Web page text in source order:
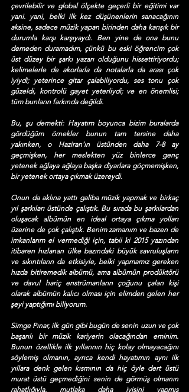
çevrilebilir ve global ölçekte geçerli bir eğitimi var
yani. yani, belki ilk kez düşünenlerin sanacağının
aksine, sadece müzik yapan birinden daha karışık bir
durumla karşı karşıyaydı. Ben yine de ona bunu
demeden duramadım, çünkü bu eski öğrencim çok
üst düzey bir şarkı yazarı olduğunu hissettiriyordu;
kelimelerle de akorlarla da notalarla da arası çok
iyiydi; yeterince gitar çalabiliyordu, ses tonu çok
güzeldi, kontrolü gayet yeterliydi; ve en önemlisi;
tüm bunların farkında değildi.
Bu, şu demekti: Hayatım boyunca bizim buralarda
gördüğüm örnekler bunun tam tersine daha
yakınken, o Haziran’ın üstünden daha 7-8 ay
geçmişken, her meslekten yüz binlerce genç
yetenek ağlaya ağlaya başka diyarlara göçmemişken,
bir yetenek ortaya çıkmak üzereydi.
Onun da aklına yattı galiba müzik yapmak ve birkaç
yıl şarkıları üstünde çalıştık. Bu sırada bu şarkılardan
oluşacak albümün en ideal ortaya çıkma yolları
üzerine de çok çalıştık. Benim zamanım ve bazen de
imkanlarım el vermediği için, tabii ki 2015 yazından
itibaren hızlanan ülke bazındaki büyük savruluşların
ve sıkıntıların da etkisiyle, belki yapmamız gereken
hızda bitiremedik albümü, ama albümün prodüktörü
ve davul hariç enstrümanların çoğunu çalan kişi
olarak albümün kalıcı olması için elimden gelen her
şeyi yaptığımı biliyorum.
Simge Pınar, ilk gün gibi bugün de senin uzun ve çok
başarılı bir müzik kariyerin olacağından eminim.
Bunun özellikle ilk yıllarının hiç kolay olmayacağını
söylemiş olmanın, ayrıca kendi hayatımın aynı ilk
yıllara denk gelen kısmının da hiç öyle dert üstü
murat üstü geçmediğini senin de görmüş olmanın
rahatlığıyla, mutlaka daha iyisini yapmış